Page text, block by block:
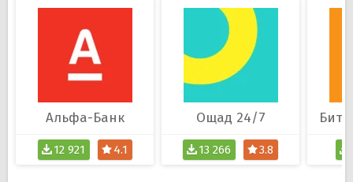
Альфа-Банк
12 921 4.1
Ощад 24/7
13 266 3.8